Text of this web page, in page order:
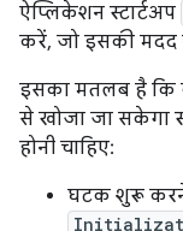
ऐप्लिकेशन स्टार्टअप
करें, जो इसकी
इसका मतलब है कि
से खोजा जा सकेगा
होनी चाहिए:
घटक शुरू